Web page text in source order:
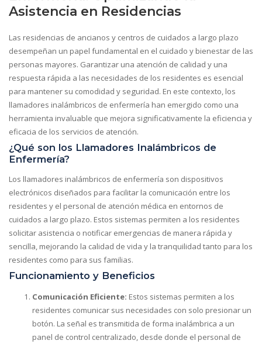
Asistencia en Residencias
Las residencias de ancianos y centros de cuidados a largo plazo
desempeñan un papel fundamental en el cuidado y bienestar de las
personas mayores. Garantizar una atención de calidad y una
respuesta rápida a las necesidades de los residentes es esencial
para mantener su comodidad y seguridad. En este contexto, los
llamadores inalámbricos de enfermería han emergido como una
herramienta invaluable que mejora significativamente la eficiencia y
eficacia de los servicios de atención.
¿Qué son los Llamadores Inalámbricos de
Enfermería?
Los llamadores inalámbricos de enfermería son dispositivos
electrónicos diseñados para facilitar la comunicación entre los
residentes y el personal de atención médica en entornos de
cuidados a largo plazo. Estos sistemas permiten a los residentes
solicitar asistencia o notificar emergencias de manera rápida y
sencilla, mejorando la calidad de vida y la tranquilidad tanto para los
residentes como para sus familias.
Funcionamiento y Beneficios
Comunicación Eficiente: Estos sistemas permiten a los
residentes comunicar sus necesidades con solo presionar un
botón. La señal es transmitida de forma inalámbrica a un
panel de control centralizado, desde donde el personal de